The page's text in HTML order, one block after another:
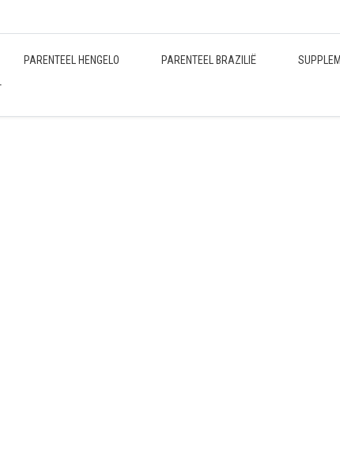
PARENTEEL HENGELO PARENTEEL BRAZILIË